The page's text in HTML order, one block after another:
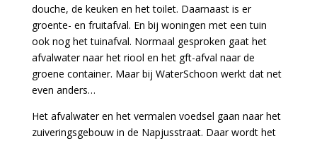
douche, de keuken en het toilet. Daarnaast is er
groente- en fruitafval. En bij woningen met een tuin
ook nog het tuinafval. Normaal gesproken gaat het
afvalwater naar het riool en het gft-afval naar de
groene container. Maar bij WaterSchoon werkt dat net
even anders…
Het afvalwater en het vermalen voedsel gaan naar het
zuiveringsgebouw in de Napjusstraat. Daar wordt het